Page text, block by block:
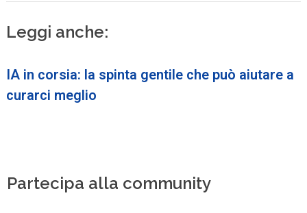
Leggi anche:
IA in corsia: la spinta gentile che può aiutare a
curarci meglio
Partecipa alla community